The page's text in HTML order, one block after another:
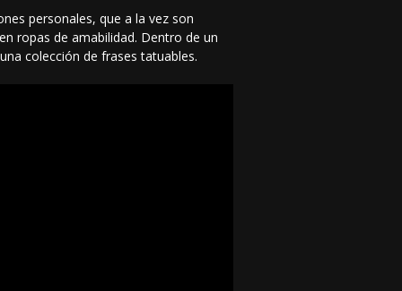
personales, que a la vez son
ropas de amabilidad. Dentro de un
colección de frases tatuables.